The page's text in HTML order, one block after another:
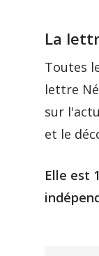
La
Toutes
lettre
sur
et le
Elle est